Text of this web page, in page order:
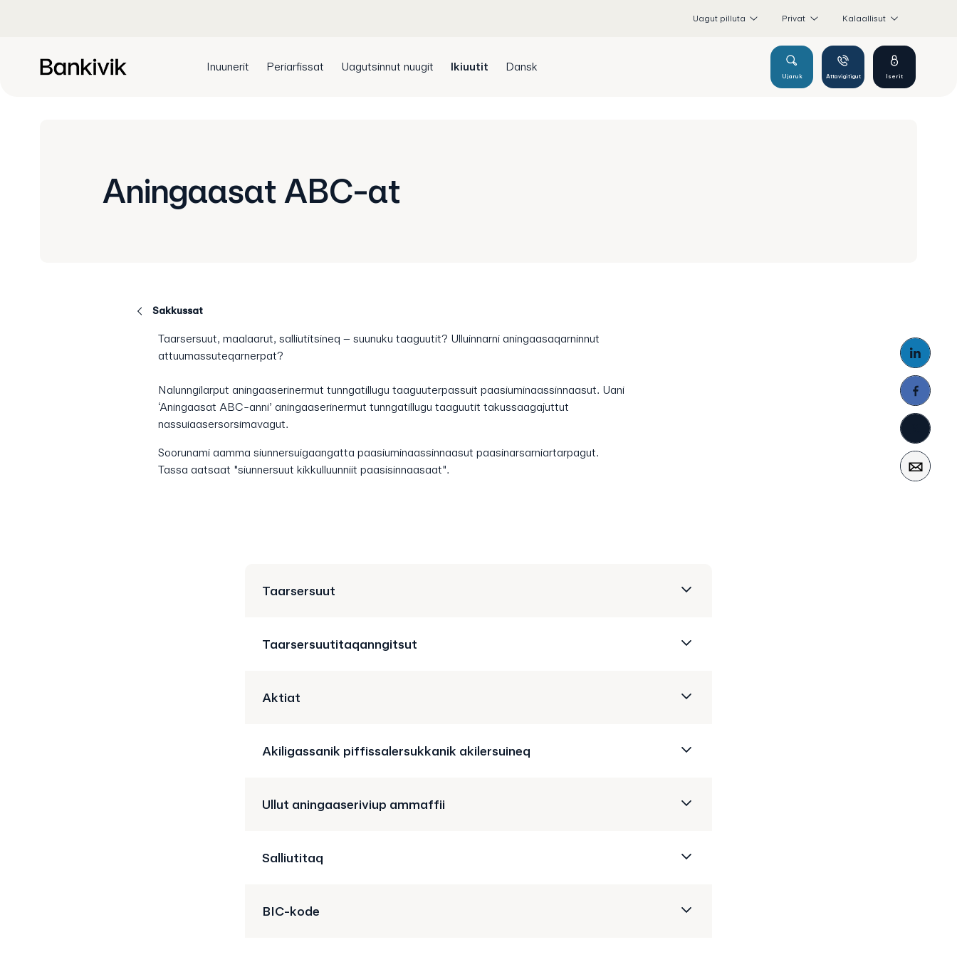
Uagut pilluta Privat Kalaallisut
Inuunerit Periarfissat Uagutsinnut nuugit Ikiuutit Dansk
Ujaruk Attavigitigut Iserit
Aningaasat ABC-at
Sakkussat
Taarsersuut, maalaarut, salliutitsineq – suunuku taaguutit? Ulluinnarni aningaasaqarninnut
attuumassuteqarnerpat?
Nalunngilarput aningaaserinermut tunngatillugu taaguuterpassuit paasiuminaassinnaasut. Uani
‘Aningaasat ABC-anni’ aningaaserinermut tunngatillugu taaguutit takussaagajuttut
nassuiaasersorsimavagut.
Soorunami aamma siunnersuigaangatta paasiuminaassinnaasut paasinarsarniartarpagut.
Tassa aatsaat "siunnersuut kikkulluunniit paasisinnaasaat".
Taarsersuut
Taarsersuutitaqanngitsut
Aktiat
Akiligassanik piffissalersukkanik akilersuineq
Ullut aningaaseriviup ammaffii
Salliutitaq
BIC-kode